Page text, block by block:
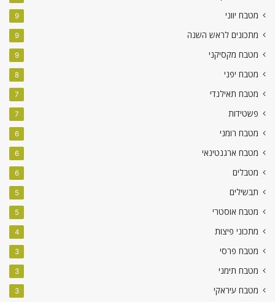
מטבח יווני 9
מתכונים לראש השנה 9
מטבח מקסיקני 9
מטבח יפני 8
מטבח תאילנדי 7
פשטידות 7
מטבח רומני 6
מטבח ארגנטינאי 6
מטבלים 6
תבשילים 5
מטבח אוסטרי 5
מתכוני פיצות 4
מטבח פרסי 3
מטבח תימני 3
מטבח עיראקי 3